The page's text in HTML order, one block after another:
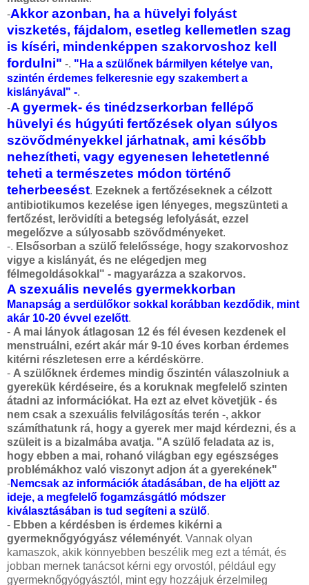
-Akkor azonban, ha a hüvelyi folyást
viszketés, fájdalom, esetleg kellemetlen szag
is kíséri, mindenképpen szakorvoshoz kell
fordulni" -. "Ha a szülőnek bármilyen kételye van,
szintén érdemes felkeresnie egy szakembert a
kislányával" -.
-A gyermek- és tinédzserkorban fellépő
hüvelyi és húgyúti fertőzések olyan súlyos
szövődményekkel járhatnak, ami később
nehezítheti, vagy egyenesen lehetetlenné
teheti a természetes módon történő
teherbeesést. Ezeknek a fertőzéseknek a célzott
antibiotikumos kezelése igen lényeges, megszünteti a
fertőzést, lerövidíti a betegség lefolyását, ezzel
megelőzve a súlyosabb szövődményeket.
-. Elsősorban a szülő felelőssége, hogy szakorvoshoz
vigye a kislányát, és ne elégedjen meg
félmegoldásokkal" - magyarázza a szakorvos.
A szexuális nevelés gyermekkorban
Manapság a serdülőkor sokkal korábban kezdődik, mint
akár 10-20 évvel ezelőtt.
- A mai lányok átlagosan 12 és fél évesen kezdenek el
menstruálni, ezért akár már 9-10 éves korban érdemes
kitérni részletesen erre a kérdéskörre.
- A szülőknek érdemes mindig őszintén válaszolniuk a
gyerekük kérdéseire, és a koruknak megfelelő szinten
átadni az információkat. Ha ezt az elvet követjük - és
nem csak a szexuális felvilágosítás terén -, akkor
számíthatunk rá, hogy a gyerek mer majd kérdezni, és a
szüleit is a bizalmába avatja. "A szülő feladata az is,
hogy ebben a mai, rohanó világban egy egészséges
problémákhoz való viszonyt adjon át a gyerekének"
-Nemcsak az információk átadásában, de ha eljött az
ideje, a megfelelő fogamzásgátló módszer
kiválasztásában is tud segíteni a szülő.
- Ebben a kérdésben is érdemes kikérni a
gyermeknőgyógyász véleményét. Vannak olyan
kamaszok, akik könnyebben beszélik meg ezt a témát, és
jobban mernek tanácsot kérni egy orvostól, például egy
gyermeknőgyógyásztól, mint egy hozzájuk érzelmileg